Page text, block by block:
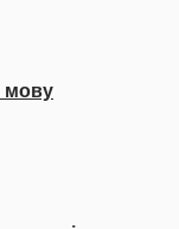
мову